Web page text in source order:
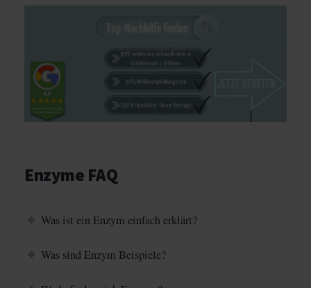
Enzyme FAQ
Was ist ein Enzym einfach erklärt?
Was sind Enzym Beispiele?